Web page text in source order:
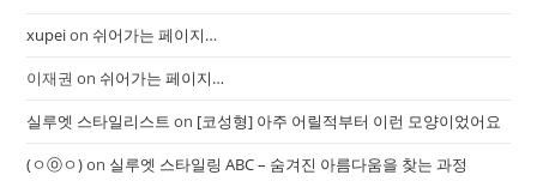
xupeion 쉬어가는 페이지…
이재권 on 쉬어가는 페이지…
실루엣 스타일리스트 on [코성형] 아주 어릴적부터 이런 모양이었어요
(ㅇⓞㅇ)on 실루엣 스타일링 ABC – 숨겨진 아름다움을 찾는 과정